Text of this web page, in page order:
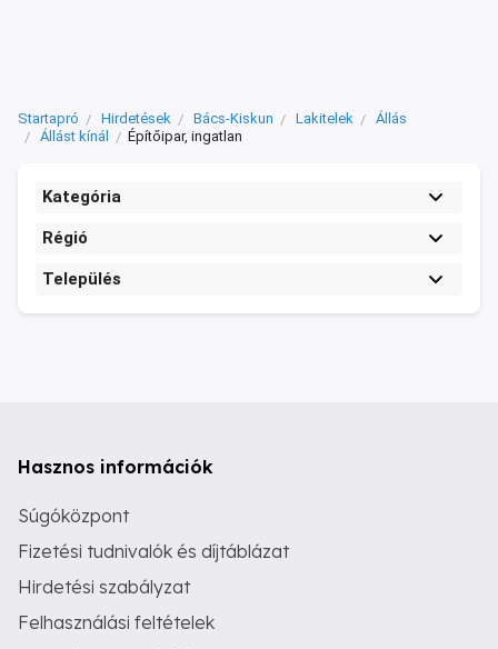
Startapró Hirdetések Bács-Kiskun Lakitelek
Állás
Állást kínál
Építőipar, ingatlan
Kategória
Régió
Település
Hasznos információk
Súgóközpont
Fizetési tudnivalók és díjtáblázat
Hirdetési szabályzat
Felhasználási feltételek